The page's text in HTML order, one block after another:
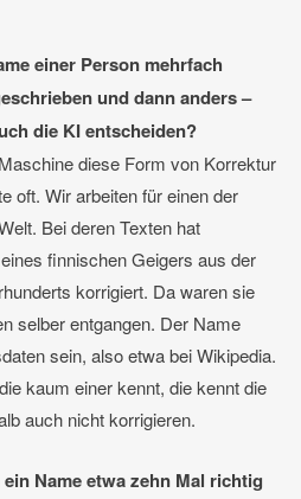
einer Person mehrfach
und dann anders –
die KI entscheiden?
diese Form von Korrektur
oft. Wir arbeiten für einen der
Bei deren Texten hat
finnischen Geigers aus der
korrigiert. Da waren sie
selber entgangen. Der Name
sein, also etwa bei Wikipedia.
kaum einer kennt, die kennt die
auch nicht korrigieren.
Name etwa zehn Mal richtig